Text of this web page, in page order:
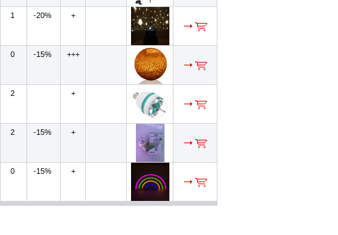
1 -20% +
0 -15% +++
2 +
2 -15% +
0 -15% +